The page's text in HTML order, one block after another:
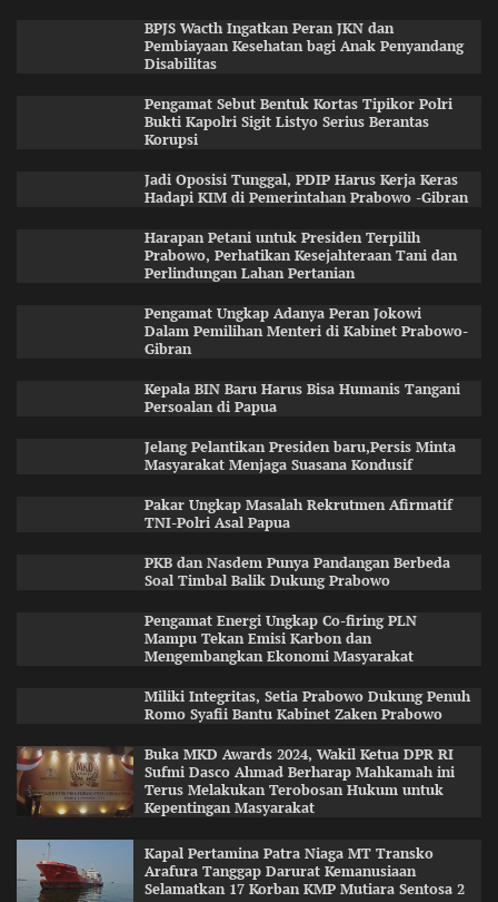
BPJS Wacth Ingatkan Peran JKN dan
Pembiayaan Kesehatan bagi Anak Penyandang
Disabilitas
Pengamat Sebut Bentuk Kortas Tipikor Polri
Bukti Kapolri Sigit Listyo Serius Berantas
Korupsi
Jadi Oposisi Tunggal, PDIP Harus Kerja Keras
Hadapi KIM di Pemerintahan Prabowo -Gibran
Harapan Petani untuk Presiden Terpilih
Prabowo, Perhatikan Kesejahteraan Tani dan
Perlindungan Lahan Pertanian
Pengamat Ungkap Adanya Peran Jokowi
Dalam Pemilihan Menteri di Kabinet Prabowo-
Gibran
Kepala BIN Baru Harus Bisa Humanis Tangani
Persoalan di Papua
Jelang Pelantikan Presiden baru,Persis Minta
Masyarakat Menjaga Suasana Kondusif
Pakar Ungkap Masalah Rekrutmen Afirmatif
TNI-Polri Asal Papua
PKB dan Nasdem Punya Pandangan Berbeda
Soal Timbal Balik Dukung Prabowo
Pengamat Energi Ungkap Co-firing PLN
Mampu Tekan Emisi Karbon dan
Mengembangkan Ekonomi Masyarakat
Miliki Integritas, Setia Prabowo Dukung Penuh
Romo Syafii Bantu Kabinet Zaken Prabowo
Buka MKD Awards 2024, Wakil Ketua DPR RI
Sufmi Dasco Ahmad Berharap Mahkamah ini
Terus Melakukan Terobosan Hukum untuk
Kepentingan Masyarakat
Kapal Pertamina Patra Niaga MT Transko
Arafura Tanggap Darurat Kemanusiaan
Selamatkan 17 Korban KMP Mutiara Sentosa 2